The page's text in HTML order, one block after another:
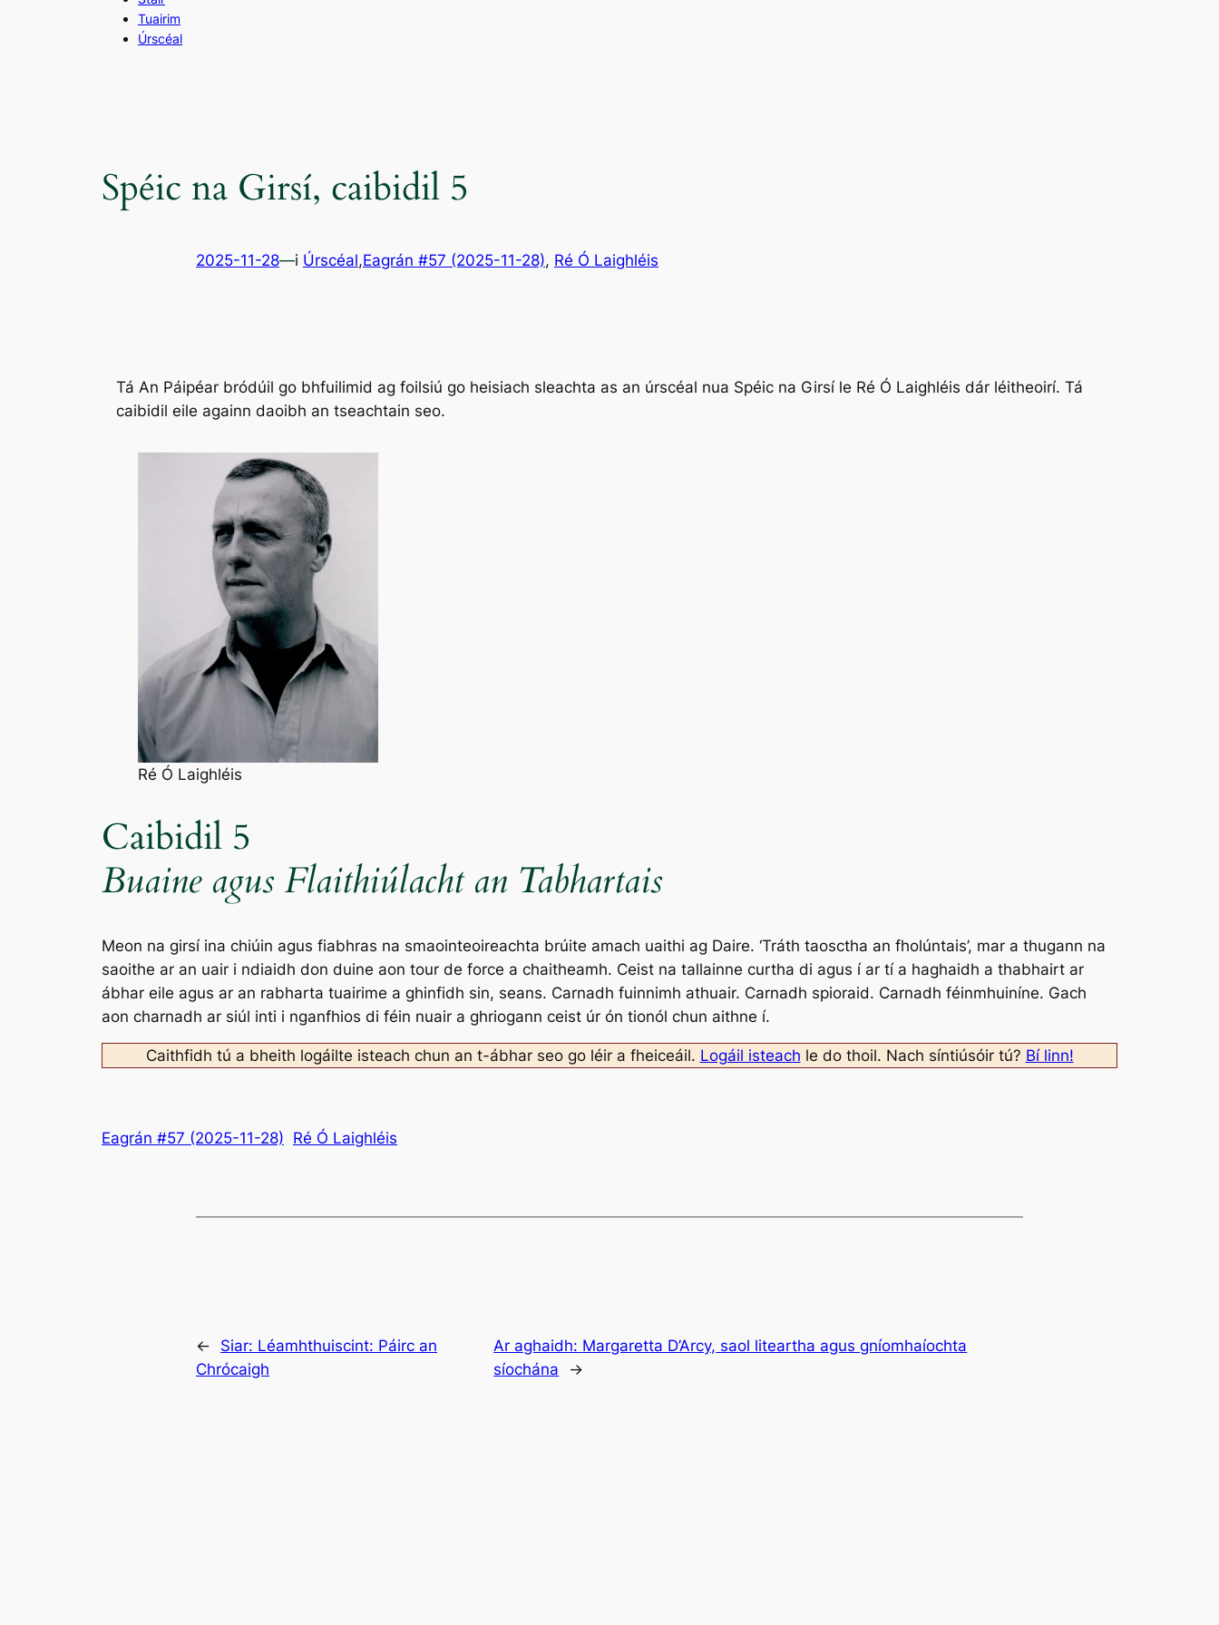
Tuairim
Úrscéal
Spéic na Girsí, caibidil 5
2025-11-28—i Úrscéal,Eagrán #57 (2025-11-28), Ré Ó Laighléis
Tá An Páipéar bródúil go bhfuilimid ag foilsiú go heisiach sleachta as an úrscéal nua Spéic na Girsí le Ré Ó Laighléis dár léitheoirí. Tá
caibidil eile againn daoibh an tseachtain seo.
Ré Ó Laighléis
Caibidil 5
Buaine agus Flaithiúlacht an Tabhartais
Meon na girsí ina chiúin agus fiabhras na smaointeoireachta brúite amach uaithi ag Daire. ‘Tráth taosctha an fholúntais’, mar a thugann na
saoithe ar an uair i ndiaidh don duine aon tour de force a chaitheamh. Ceist na tallainne curtha di agus í ar tí a haghaidh a thabhairt ar
ábhar eile agus ar an rabharta tuairime a ghinfidh sin, seans. Carnadh fuinnimh athuair. Carnadh spioraid. Carnadh féinmhuiníne. Gach
aon charnadh ar siúl inti i nganfhios di féin nuair a ghriogann ceist úr ón tionól chun aithne í.
Caithfidh tú a bheith logáilte isteach chun an t-ábhar seo go léir a fheiceáil. Logáil isteach le do thoil. Nach síntiúsóir tú? Bí linn!
Eagrán #57 (2025-11-28) Ré Ó Laighléis
← Siar: Léamhthuiscint: Páirc an
Chrócaigh
Ar aghaidh: Margaretta D’Arcy, saol liteartha agus gníomhaíochta
síochána
→